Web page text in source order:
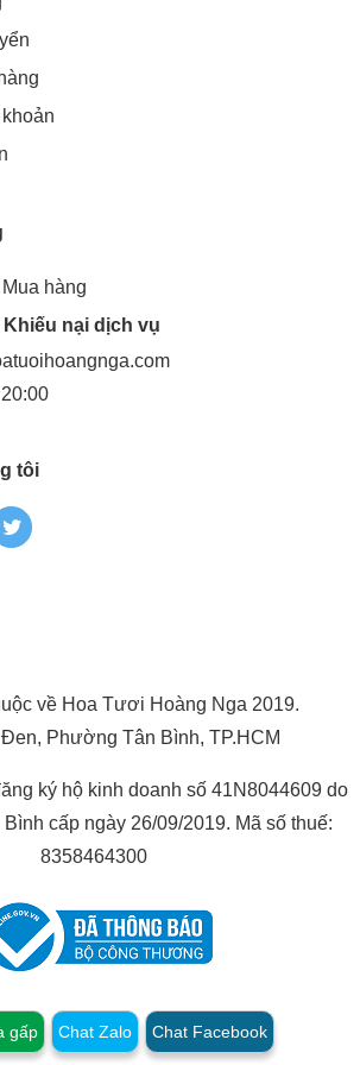
tôi sẽ giúp bạn có được những sản
gửi cho những người thân yêu.
hàng
Khiếu nại dịch vụ
tôi
về Hoa Tươi Hoàng Nga 2019.
Phường Tân Bình, TP.HCM
ký hộ kinh doanh số 41N8044609 do
cấp ngày 26/09/2019. Mã số thuế:
8358464300
gấp Chat Zalo Chat Facebook